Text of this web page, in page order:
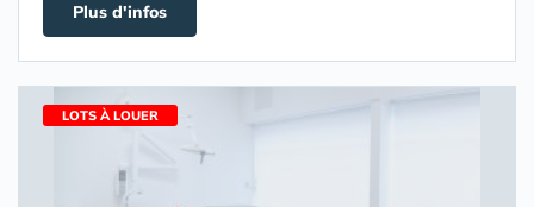
Plus d'infos
LOTS À LOUER